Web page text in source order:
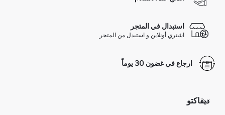
استبدال في المتجر
اشتري أونلاين و استبدل من المتجر
ارجاع في غضون 30 يوماً
ديفاكتو